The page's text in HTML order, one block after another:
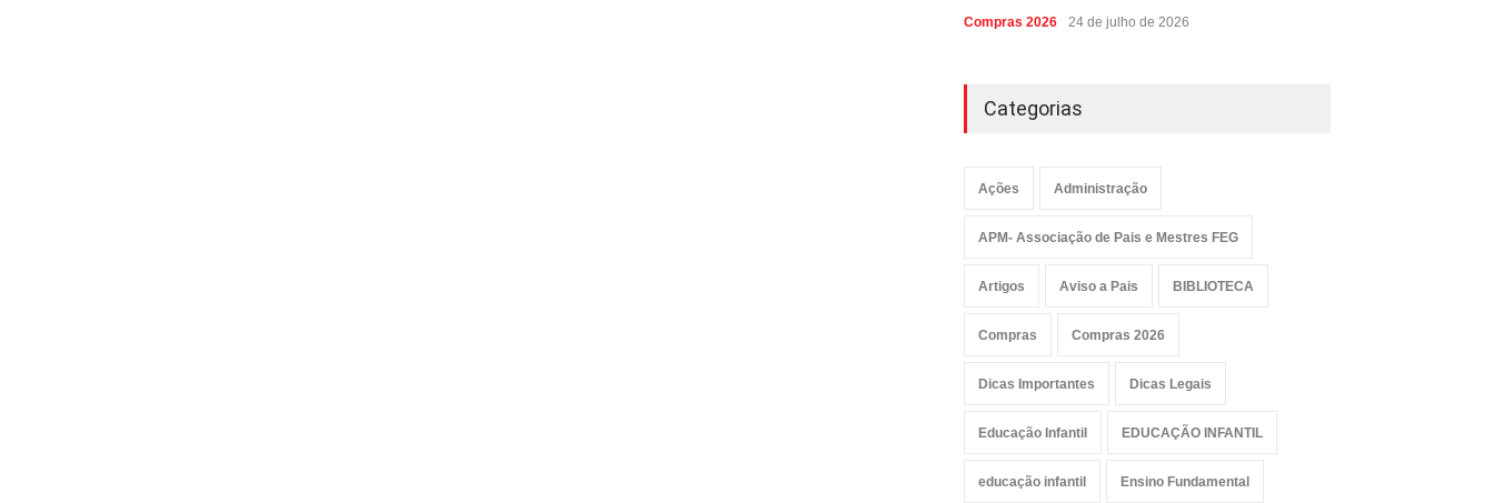
Compras 2026 24 de julho de 2026
Categorias
Ações Administração
APM- Associação de Pais e Mestres FEG
Artigos Aviso a Pais BIBLIOTECA
Compras Compras 2026
Dicas Importantes Dicas Legais
Educação Infantil EDUCAÇÃO INFANTIL
educação infantil Ensino Fundamental